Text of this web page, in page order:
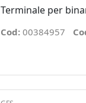
Terminale per
Cod: 00384957